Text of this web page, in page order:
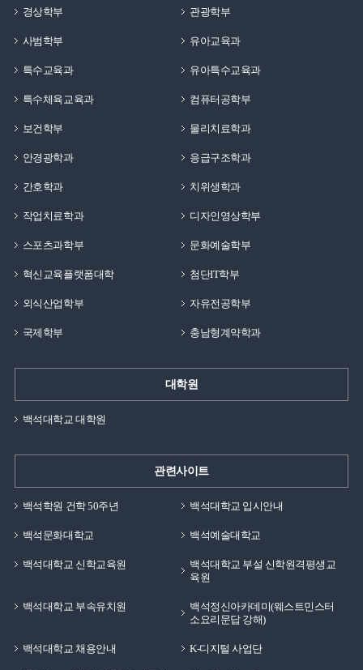
경상학부 관광학부
사범학부 유아교육과
특수교육과 유아특수교육과
특수체육교육과 컴퓨터공학부
보건학부 물리치료학과
안경광학과 응급구조학과
간호학과 치위생학과
작업치료학과 디자인영상학부
스포츠과학부 문화예술학부
혁신교육플랫폼대학 첨단IT학부
외식산업학부 자유전공학부
국제학부 충남형계약학과
대학원
백석대학교 대학원
관련사이트
백석학원 건학 50주년 백석대학교 입시안내
백석문화대학교 백석예술대학교
백석대학교 신학교육원
백석대학교 부설 신학원격평생교
육원
백석대학교 부속유치원
백석정신아카데미(웨스트민스터
소요리문답 강해)
백석대학교 채용안내 K-디지털 사업단